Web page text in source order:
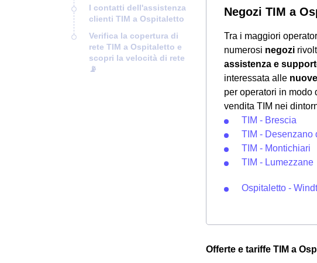
I contatti dell'assistenza
clienti TIM a Ospitaletto
Verifica la copertura di
rete TIM a Ospitaletto e
scopri la velocità di rete
📡
Negozi TIM a
Tra i maggiori
numerosi negozi
assistenza e
interessata alle
per operatori in modo
vendita TIM nei
TIM - Brescia
TIM - Desenzano
TIM - Montichiari
TIM - Lumezzane
Ospitaletto -
Offerte e tariffe TIM a